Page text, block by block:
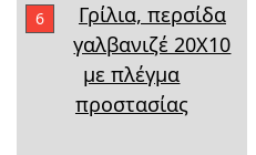
6
Γρίλια, περσίδα
γαλβανιζέ 20Χ10
με πλέγμα
προστασίας